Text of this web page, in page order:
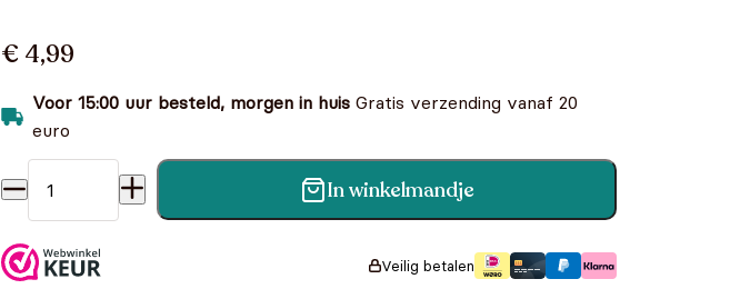
€ 4,99
Voor 15:00 uur besteld, morgen in huis Gratis verzending vanaf 20
euro
Paw Patrol in de jungle - Kleurboek aantalIn winkelmandje
Veilig betalen